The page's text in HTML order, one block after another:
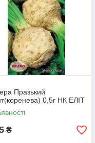
Празький
0,5г НК ЕЛІТ
₴